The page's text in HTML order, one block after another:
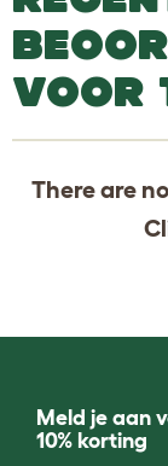
VOOR
There are
Meld je aan
10% korting